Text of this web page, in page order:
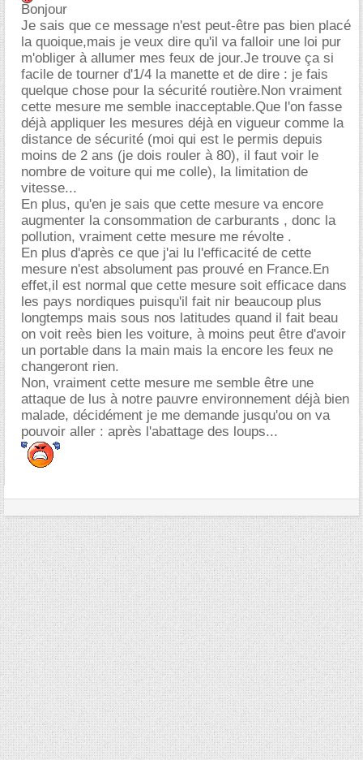
Bonjour
Je sais que ce message n'est peut-être pas bien placé
la quoique,mais je veux dire qu'il va falloir une loi pur
m'obliger à allumer mes feux de jour.Je trouve ça si
facile de tourner d'1/4 la manette et de dire : je fais
quelque chose pour la sécurité routière.Non vraiment
cette mesure me semble inacceptable.Que l'on fasse
déjà appliquer les mesures déjà en vigueur comme la
distance de sécurité (moi qui est le permis depuis
moins de 2 ans (je dois rouler à 80), il faut voir le
nombre de voiture qui me colle), la limitation de
vitesse...
En plus, qu'en je sais que cette mesure va encore
augmenter la consommation de carburants , donc la
pollution, vraiment cette mesure me révolte .
En plus d'après ce que j'ai lu l'efficacité de cette
mesure n'est absolument pas prouvé en France.En
effet,il est normal que cette mesure soit efficace dans
les pays nordiques puisqu'il fait nir beaucoup plus
longtemps mais sous nos latitudes quand il fait beau
on voit reès bien les voiture, à moins peut être d'avoir
un portable dans la main mais la encore les feux ne
changeront rien.
Non, vraiment cette mesure me semble être une
attaque de lus à notre pauvre environnement déjà bien
malade, décidément je me demande jusqu'ou on va
pouvoir aller : après l'abattage des loups...